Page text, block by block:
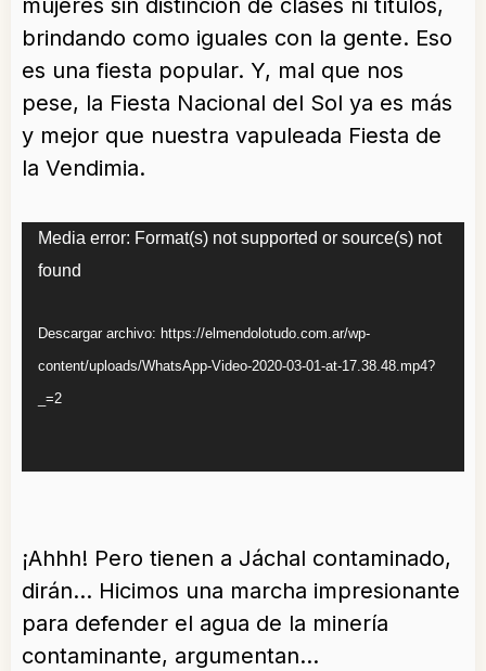
mujeres sin distinción de clases ni títulos,
brindando como iguales con la gente. Eso
es una fiesta popular. Y, mal que nos
pese, la Fiesta Nacional del Sol ya es más
y mejor que nuestra vapuleada Fiesta de
la Vendimia.
Reproductor
de
Media error: Format(s) not supported or source(s) not
found
Descargar archivo: https://elmendolotudo.com.ar/wp-
content/uploads/WhatsApp-Video-2020-03-01-at-17.38.48.mp4?
_=2
¡Ahhh! Pero tienen a Jáchal contaminado,
dirán… Hicimos una marcha impresionante
para defender el agua de la minería
contaminante, argumentan…